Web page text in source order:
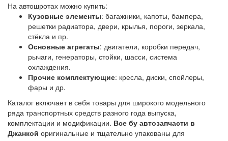
На автошротах можно купить:
Кузовные элементы: багажники, капоты, бампера,
решетки радиатора, двери, крылья, пороги, зеркала,
стёкла и пр.
Основные агрегаты: двигатели, коробки передач,
рычаги, генераторы, стойки, шасси, система
охлаждения.
Прочие комплектующие: кресла, диски, спойлеры,
фары и др.
Каталог включает в себя товары для широкого модельного
ряда транспортных средств разного года выпуска,
комплектации и модификации. Все бу автозапчасти в
Джанкой оригинальные и тщательно упакованы для